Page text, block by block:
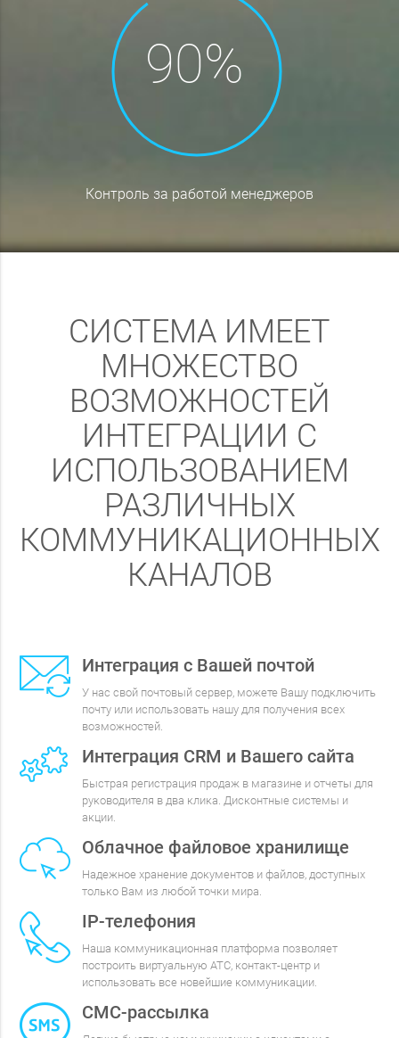
контроль за работой менеджеров
СИСТЕМА ИМЕЕТ
МНОЖЕСТВО
ВОЗМОЖНОСТЕЙ
ИНТЕГРАЦИИ С
ИСПОЛЬЗОВАНИЕМ
РАЗЛИЧНЫХ
КОММУНИКАЦИОННЫХ
КАНАЛОВ
Интеграция с Вашей почтой
У нас свой почтовый сервер, можете Вашу подключить
почту или использовать нашу для получения всех
возможностей.
Интеграция CRM и Вашего сайта
Быстрая регистрация продаж в магазине и отчеты для
руководителя в два клика. Дисконтные системы и
акции.
Облачное файловое хранилище
Надежное хранение документов и файлов, доступных
только Вам из любой точки мира.
IP-телефония
Наша коммуникационная платформа позволяет
построить виртуальную АТС, контакт-центр и
использовать все новейшие коммуникации.
СМС-рассылка